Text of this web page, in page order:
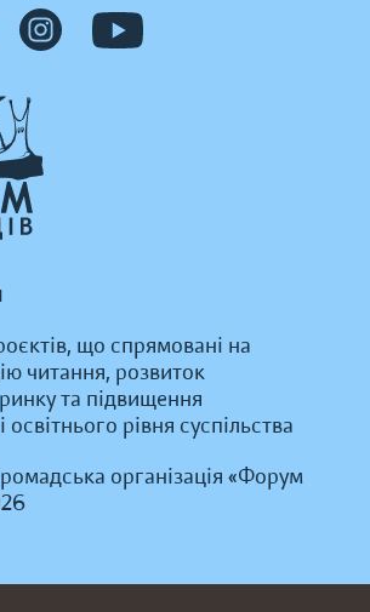
що спрямовані на
читання, розвиток
та підвищення
освітнього рівня суспільства
організація «Форум